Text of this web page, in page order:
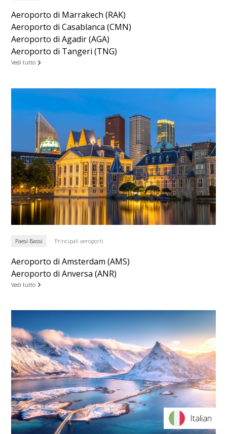
Aeroporto di Marrakech (RAK)
Aeroporto di Casablanca (CMN)
Aeroporto di Agadir (AGA)
Aeroporto di Tangeri (TNG)
Vedi tutto
Paesi Bassi Principali aeroporti
Aeroporto di Amsterdam (AMS)
Aeroporto di Anversa (ANR)
Vedi tutto
Italian